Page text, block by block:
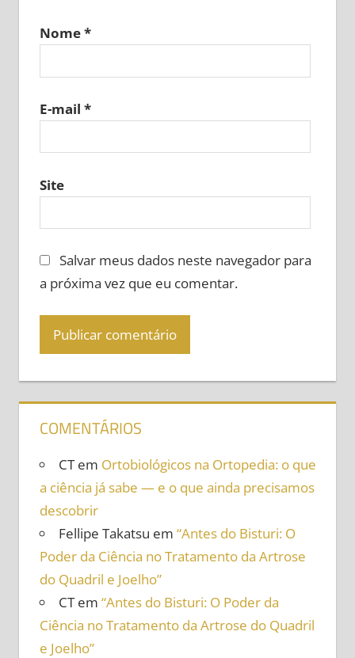
Nome*
E-mail *
Site
Salvar meus dados neste navegador para
a próxima vez que eu comentar.
COMENTÁRIOS
CTem Ortobiológicos na Ortopedia: o que
a ciência já sabe — e o que ainda precisamos
descobrir
Fellipe Takatsu em “Antes do Bisturi: O
Poder da Ciência no Tratamento da Artrose
do Quadril e Joelho”
CTem “Antes do Bisturi: O Poder da
Ciência no Tratamento da Artrose do Quadril
e Joelho”